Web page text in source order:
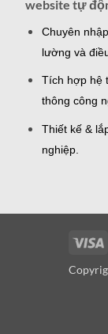
website tự
Chuyên
lường và
Tích hợp hệ
thông công
Thiết kế &
nghiệp.